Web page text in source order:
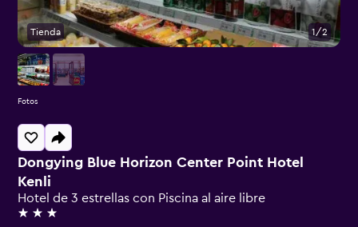
Dongying Blue Horizon Center Point Hotel
Kenli
Hotel de 3 estrellas con Piscina al aire libre
3 estrellas
Tienda 1/2
Fotos